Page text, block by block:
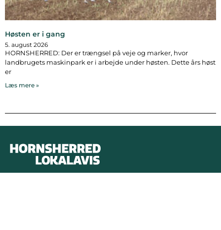
Høsten er i gang
5. august 2026
HORNSHERRED: Der er trængsel på veje og marker, hvor
landbrugets maskinpark er i arbejde under høsten. Dette års høst
er
Læs mere »